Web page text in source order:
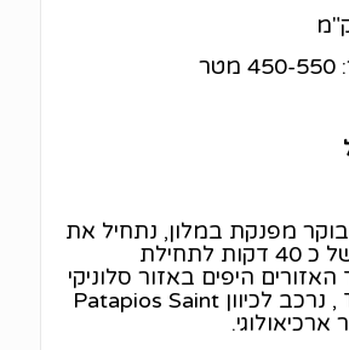
מפנקת במלון, נתחיל את
היום בהסעה של כ 40 דקות לתחילת
היפים באזור סלוניקי
Trail Naousa , נרכב לכיוון Patapios Saint